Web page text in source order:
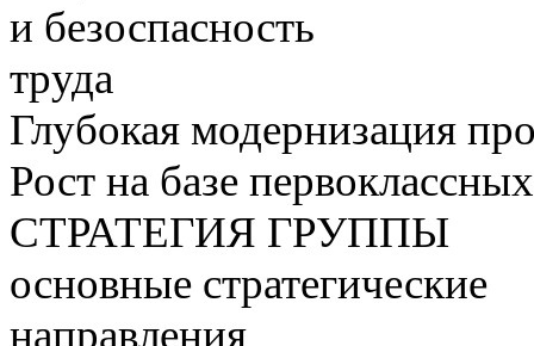
и безоспасность
труда
Глубокая модернизация
Рост на базе
СТРАТЕГИЯ ГРУППЫ
основные стратегические
направления